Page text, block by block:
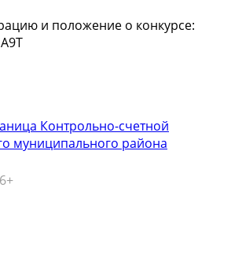
и положение о конкурсе:
Контрольно-счетной
муниципального района